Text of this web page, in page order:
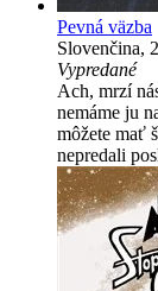
Pevná väzba
Slovenčina,
Vypredané
Ach, mrzí
nemáme ju
môžete mať
nepredali